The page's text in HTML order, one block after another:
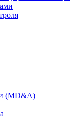
(MD&A)